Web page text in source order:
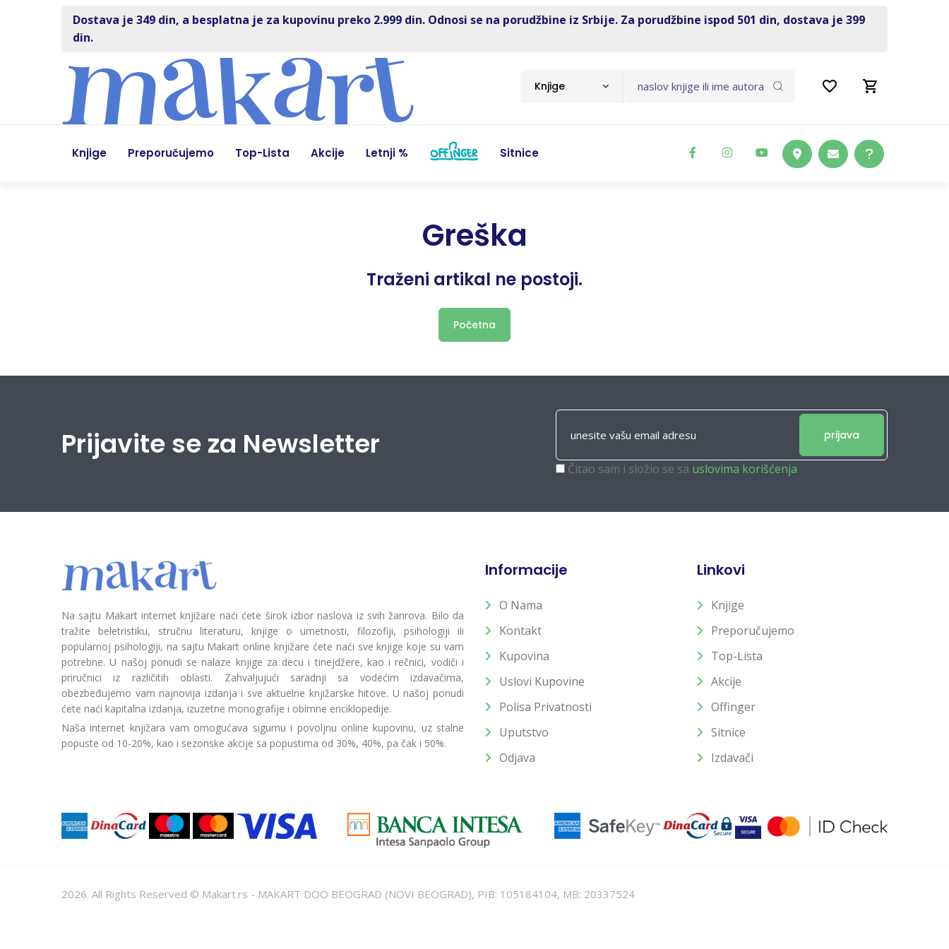
Dostava je 349 din, a besplatna je za kupovinu preko 2.999 din. Odnosi se na porudžbine iz Srbije. Za porudžbine ispod 501 din, dostava je 399
din.
Knjige
Knjige Preporučujemo Top-Lista Akcije Letnji % Sitnice
Greška
Traženi artikal ne postoji.
Početna
Prijavite se za Newsletter prijava
Čitao sam i složio se sa uslovima korišćenja
Na sajtu Makart internet knjižare naći ćete širok izbor naslova iz svih žanrova. Bilo da
tražite beletristiku, stručnu literaturu, knjige o umetnosti, filozofiji, psihologiji ili
popularnoj psihologiji, na sajtu Makart online knjižare ćete naći sve knjige koje su vam
potrebne. U našoj ponudi se nalaze knjige za decu i tinejdžere, kao i rečnici, vodiči i
priručnici iz različitih oblasti. Zahvaljujući saradnji sa vodećim izdavačima,
obezbeđujemo vam najnovija izdanja i sve aktuelne knjižarske hitove. U našoj ponudi
ćete naći kapitalna izdanja, izuzetne monografije i obimne enciklopedije.
Naša internet knjižara vam omogućava sigurnu i povoljnu online kupovinu, uz stalne
popuste od 10-20%, kao i sezonske akcije sa popustima od 30%, 40%, pa čak i 50%.
Informacije
O Nama
Kontakt
Kupovina
Uslovi Kupovine
Polisa Privatnosti
Uputstvo
Odjava
Linkovi
Knjige
Preporučujemo
Top-Lista
Akcije
Offinger
Sitnice
Izdavači
2026. All Rights Reserved © Makart.rs - MAKART DOO BEOGRAD (NOVI BEOGRAD), PIB: 105184104, MB: 20337524